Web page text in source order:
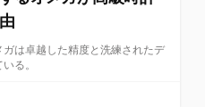
は卓越した精度と洗練されたデ
る。